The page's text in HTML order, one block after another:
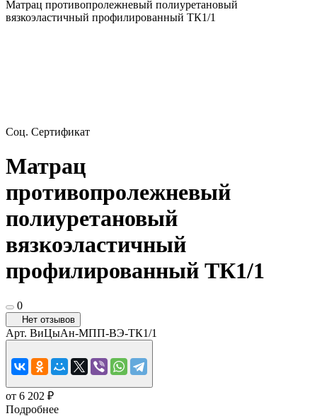
Матрац противопролежневый полиуретановый
вязкоэластичный профилированный ТК1/1
Соц. Сертификат
Матрац
противопролежневый
полиуретановый
вязкоэластичный
профилированный ТК1/1
0
Нет отзывов
Арт. ВиЦыАн-МПП-ВЭ-ТК1/1
от 6 202 ₽
Подробнее